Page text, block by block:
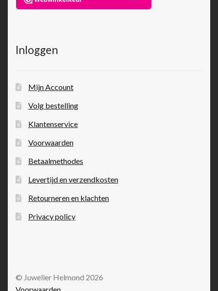
Inloggen
Mijn Account
Volg bestelling
Klantenservice
Voorwaarden
Betaalmethodes
Levertijd en verzendkosten
Retourneren en klachten
Privacy policy
© Juwelier Helmond 2026